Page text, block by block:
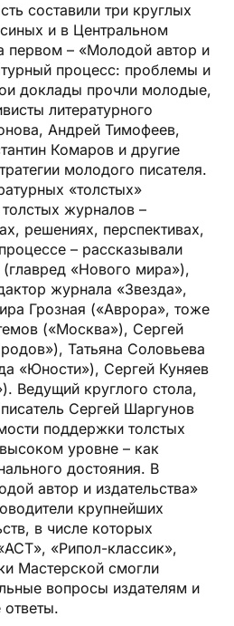
составили три круглых
и в Центральном
первом – «Молодой автор и
процесс: проблемы и
доклады прочли молодые,
литературного
Андрей Тимофеев,
Комаров и другие
молодого писателя.
«толстых»
журналов –
решениях, перспективах,
– рассказывали
«Нового мира»),
журнала «Звезда»,
Грозная («Аврора», тоже
(«Москва»), Сергей
Татьяна Соловьева
«Юности»), Сергей Куняев
Ведущий круглого стола,
Сергей Шаргунов
поддержки толстых
уровне – как
достояния. В
автор и издательства»
крупнейших
в числе которых
«Рипол-классик»,
Мастерской смогли
вопросы издателям и